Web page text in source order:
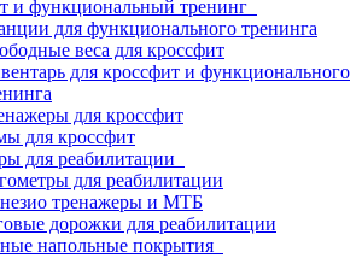
и функциональный тренинг
для функционального тренинга
веса для кроссфит
для кроссфит и функционального
для кроссфит
для кроссфит
для реабилитации
для реабилитации
тренажеры и МТБ
дорожки для реабилитации
напольные покрытия